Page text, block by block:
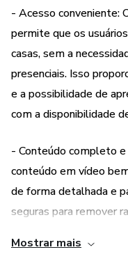
- Acesso conveniente:
permite que os
casas, sem a
presenciais. Isso
e a possibilidade de
com a disponibilidade
- Conteúdo completo
conteúdo em vídeo
de forma detalhada e
seguras para remover
confiáveis, garantindo
Mostrar mais